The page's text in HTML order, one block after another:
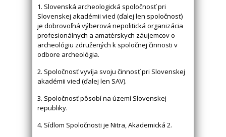
1. Slovenská archeologická spoločnosť pri
Slovenskej akadémii vied (ďalej len spoločnosť)
je dobrovoľná výberová nepolitická organizácia
profesionálnych a amatérskych záujemcov o
archeológiu združených k spoločnej činnosti v
odbore archeológia.
2. Spoločnosť vyvíja svoju činnosť pri Slovenskej
akadémii vied (ďalej len SAV).
3. Spoločnosť pôsobí na území Slovenskej
republiky.
4. Sídlom Spoločnosti je Nitra, Akademická 2.